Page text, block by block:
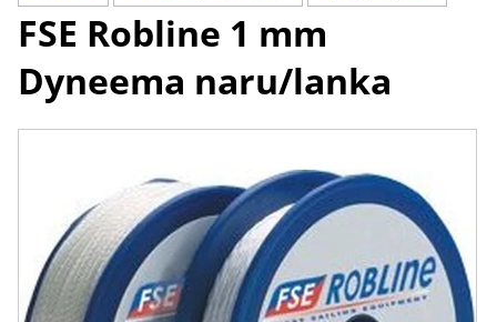
FSE Robline 1 mm
Dyneema naru/lanka